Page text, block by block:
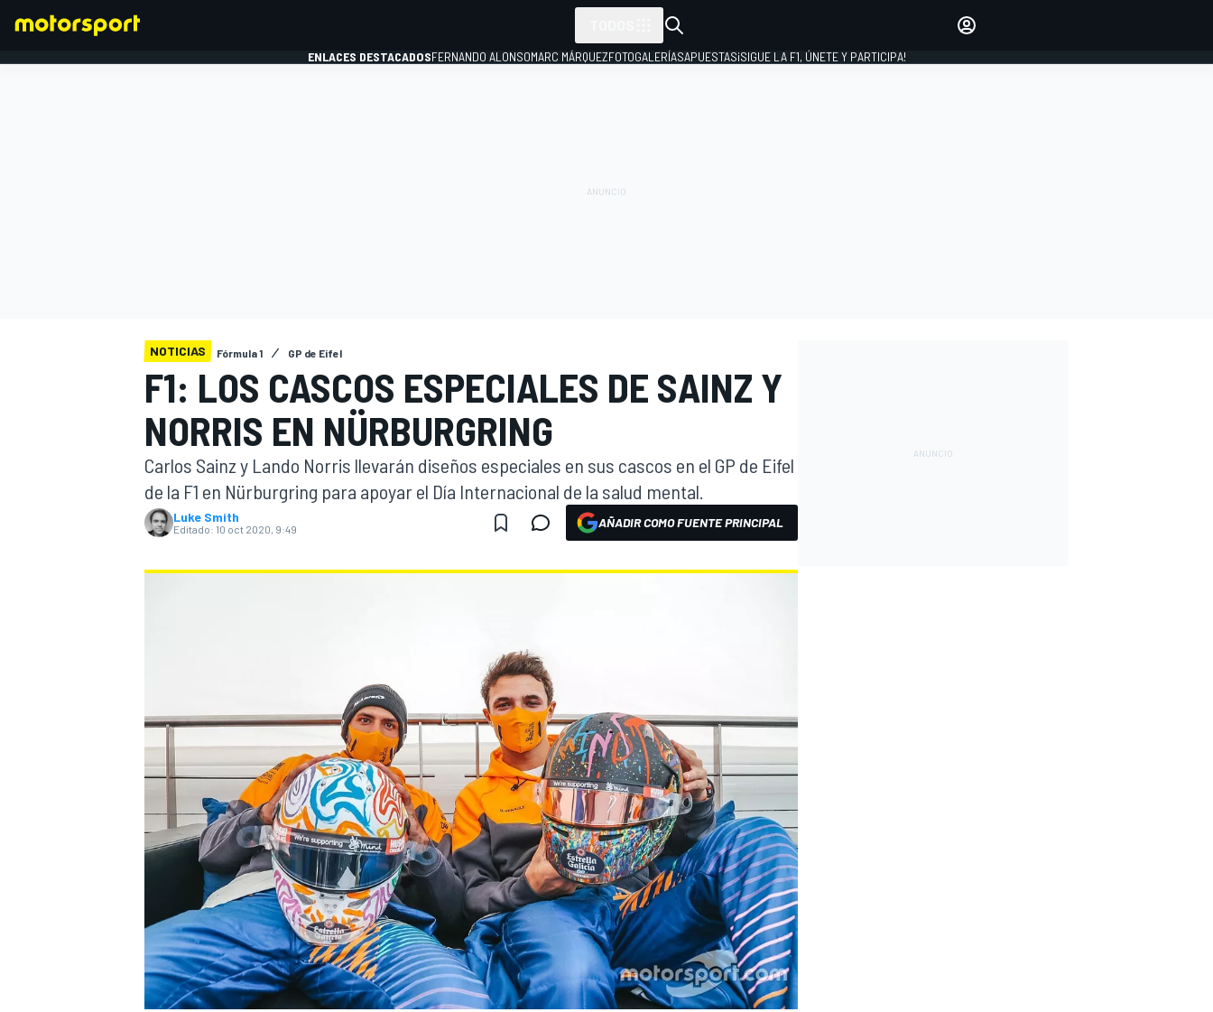
WEC FÓRMULA E
ENLACES DESTACADOSFERNANDO ALONSOMARC MÁRQUEZFOTOGALERÍASAPUESTAS¡SIGUE LA F1, ÚNETE Y PARTICIPA!
NOTICIAS Fórmula 1 GP de Eifel
F1: LOS CASCOS ESPECIALES DE SAINZ Y
NORRIS EN NÜRBURGRING
Carlos Sainz y Lando Norris llevarán diseños especiales en sus cascos en el GP de Eifel
de la F1 en Nürburgring para apoyar el Día Internacional de la salud mental.
Luke Smith
Editado: 10 oct 2020, 9:49 AÑADIR COMO FUENTE PRINCIPAL